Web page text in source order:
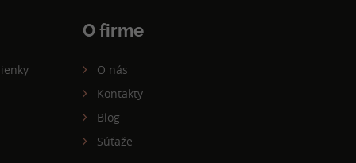
O firme
O nás
Kontakty
Blog
Súťaže